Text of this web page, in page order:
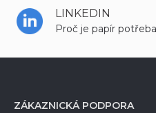
LINKEDIN
Proč je papír potřeba
ZÁKAZNICKÁ PODPORA